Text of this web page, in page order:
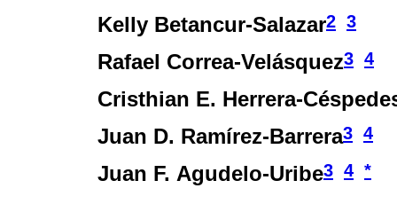
Kelly Betancur-Salazar2 3
Rafael Correa-Velásquez3 4
Cristhian E. Herrera-
Juan D. Ramírez-Barrera3 4
Juan F. Agudelo-Uribe3 4 *